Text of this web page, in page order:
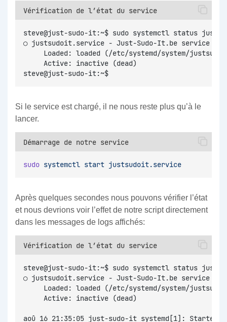
Vérification de l’état du service
steve@just-sudo-it:~$ sudo systemctl status
○ justsudoit.service - Just-Sudo-It.be service
Loaded: loaded (/etc/systemd/system/
     Active: inactive (dead)
steve@just-sudo-it:~$
Si le service est chargé, il ne nous reste plus qu’à le
lancer.
Démarrage de notre service
sudo systemctl start justsudoit.service
Après quelques secondes nous pouvons vérifier l’état
et nous devrions voir l’effet de notre script directement
dans les messages de logs affichés:
Vérification de l’état du service
steve@just-sudo-it:~$ sudo systemctl status
○ justsudoit.service - Just-Sudo-It.be service
Loaded: loaded (/etc/systemd/system/
     Active: inactive (dead)
aoû 16 21:35:05 just-sudo-it systemd[1]: Started